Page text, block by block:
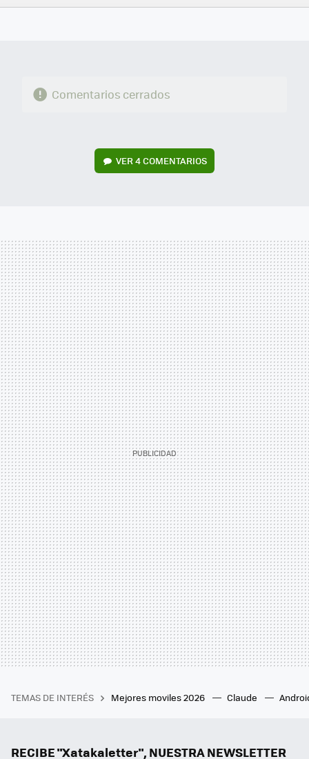
FACEBOOK
TWITTERFLIPBOARD
E-
WHATSAPP
Comentarios cerrados
VER 4 COMENTARIOS
TEMAS DE INTERÉS Mejores moviles 2026 Claude
RECIBE "Xatakaletter", NUESTRA NEWSLETTER